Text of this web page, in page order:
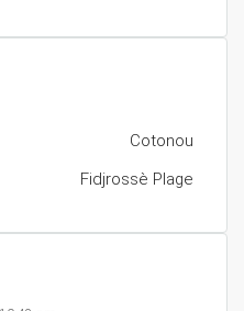
Cotonou
Fidjrossè Plage